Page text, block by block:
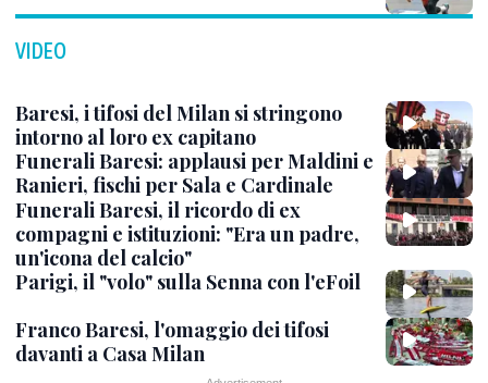
VIDEO
Baresi, i tifosi del Milan si stringono
intorno al loro ex capitano
Funerali Baresi: applausi per Maldini e
Ranieri, fischi per Sala e Cardinale
Funerali Baresi, il ricordo di ex
compagni e istituzioni: "Era un padre,
un'icona del calcio"
Parigi, il "volo" sulla Senna con l'eFoil
Franco Baresi, l'omaggio dei tifosi
davanti a Casa Milan